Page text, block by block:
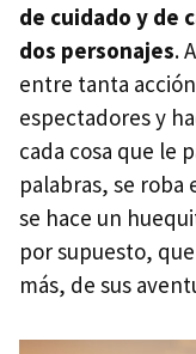
de cuidado y de
dos personajes.
entre tanta
espectadores y
cada cosa que le
palabras, se roba
se hace un
por supuesto,
más, de sus